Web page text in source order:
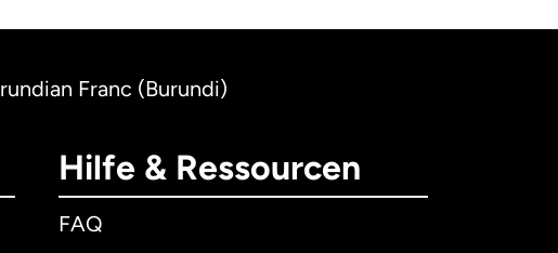
Franc (Burundi)
Hilfe & Ressourcen
FAQ